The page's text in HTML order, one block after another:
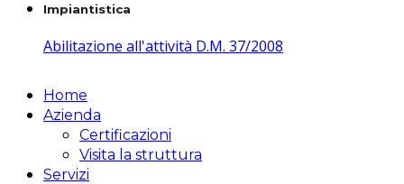
Impiantistica
Abilitazione all'attività D.M. 37/2008
Home
Azienda
Certificazioni
Visita la struttura
Servizi